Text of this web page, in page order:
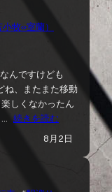
牧⇔室蘭）
んですけども
ね、またまた移動
しくなかったん
… 続きを読む
8月2日